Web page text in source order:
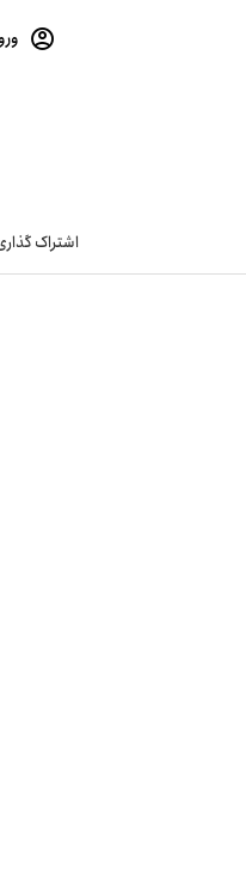
اشتراک‌